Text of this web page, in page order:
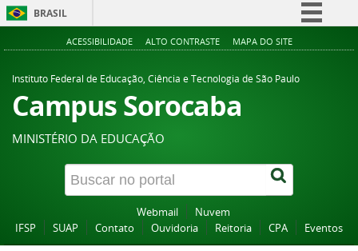
BRASIL
Simplifique!
Acesso à informação
Canais
ACESSIBILIDADE ALTO CONTRASTE MAPA DO SITE
Instituto Federal de Educação, Ciência e Tecnologia de São Paulo
Campus Sorocaba
MINISTÉRIO DA EDUCAÇÃO
Webmail
Nuvem
IFSP
SUAP Contato Ouvidoria Reitoria CPA Eventos